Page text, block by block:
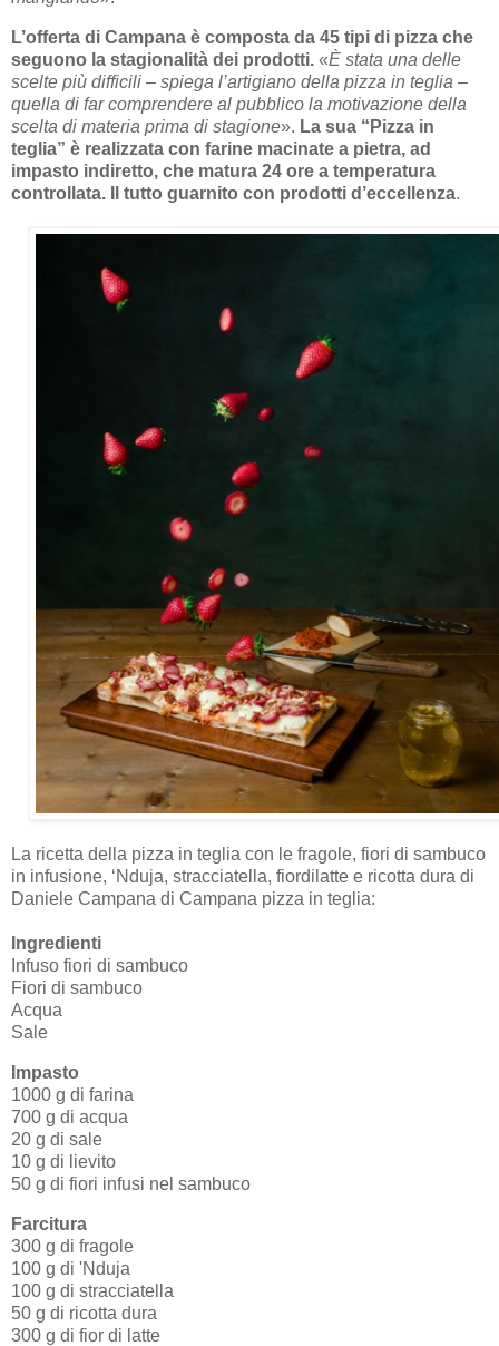
L’offerta di Campana è composta da 45 tipi di pizza che
seguono la stagionalità dei prodotti. «È stata una delle
scelte più difficili – spiega l’artigiano della pizza in teglia –
quella di far comprendere al pubblico la motivazione della
scelta di materia prima di stagione». La sua “Pizza in
teglia” è realizzata con farine macinate a pietra, ad
impasto indiretto, che matura 24 ore a temperatura
controllata. Il tutto guarnito con prodotti d’eccellenza.
La ricetta della pizza in teglia con le fragole, fiori di sambuco
in infusione, ‘Nduja, stracciatella, fiordilatte e ricotta dura di
Daniele Campana di Campana pizza in teglia:
Ingredienti
Infuso fiori di sambuco
Fiori di sambuco
Acqua
Sale
Impasto
1000 g di farina
700 g di acqua
20 g di sale
10 g di lievito
50 g di fiori infusi nel sambuco
Farcitura
300 g di fragole
100 g di 'Nduja
100 g di stracciatella
50 g di ricotta dura
300 g di fior di latte